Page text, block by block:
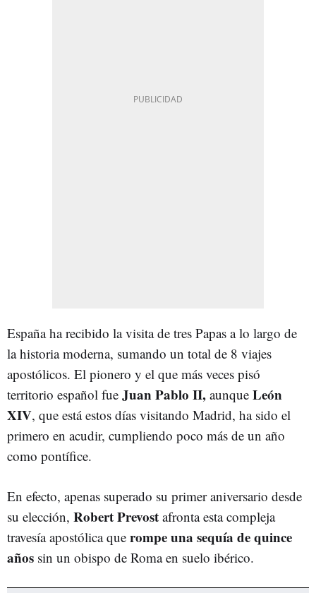
España ha recibido la visita de tres Papas a lo largo de
la historia moderna, sumando un total de 8 viajes
apostólicos. El pionero y el que más veces pisó
territorio español fue Juan Pablo II, aunque León
XIV, que está estos días visitando Madrid, ha sido el
primero en acudir, cumpliendo poco más de un año
como pontífice.
En efecto, apenas superado su primer aniversario desde
su elección, Robert Prevost afronta esta compleja
travesía apostólica que rompe una sequía de quince
años sin un obispo de Roma en suelo ibérico.